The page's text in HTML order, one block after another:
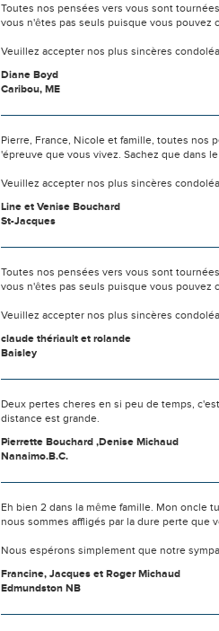
Toutes nos pensées vers vous sont
vous n'êtes pas seuls puisque vous pouvez
Veuillez accepter nos plus sincères
Diane Boyd
Caribou, ME
Pierre, France, Nicole et famille, toutes nos
'épreuve que vous vivez. Sachez que dans
Veuillez accepter nos plus sincères
Line et Venise Bouchard
St-Jacques
Toutes nos pensées vers vous sont
vous n'êtes pas seuls puisque vous pouvez
Veuillez accepter nos plus sincères
claude thériault et rolande
Baisley
Deux pertes cheres en si peu de temps,
distance est grande.
Pierrette Bouchard ,Denise Michaud
Nanaimo.B.C.
Eh bien 2 dans la même famille. Mon oncle
nous sommes affligés par la dure perte que
Nous espérons simplement que notre
Francine, Jacques et Roger Michaud
Edmundston NB